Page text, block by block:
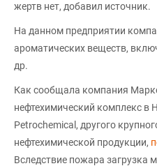
жертв нет, добавил источник.
На данном предприятии
ароматических веществ,
др.
Как сообщала компания
нефтехимический комплекс в
Petrochemical, другого
нефтехимической продукции,
Вследствие пожара загрузка